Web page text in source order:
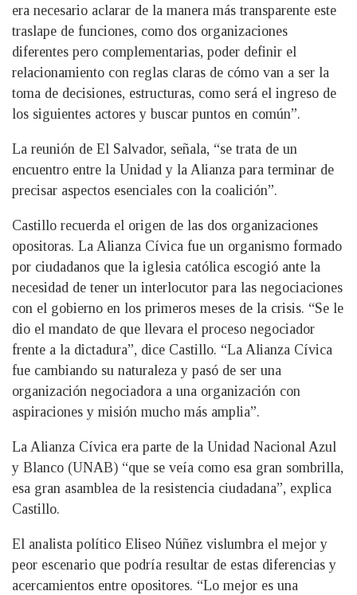
era necesario aclarar de la manera más transparente este
traslape de funciones, como dos organizaciones
diferentes pero complementarias, poder definir el
relacionamiento con reglas claras de cómo van a ser la
toma de decisiones, estructuras, como será el ingreso de
los siguientes actores y buscar puntos en común”.
La reunión de El Salvador, señala, “se trata de un
encuentro entre la Unidad y la Alianza para terminar de
precisar aspectos esenciales con la coalición”.
Castillo recuerda el origen de las dos organizaciones
opositoras. La Alianza Cívica fue un organismo formado
por ciudadanos que la iglesia católica escogió ante la
necesidad de tener un interlocutor para las negociaciones
con el gobierno en los primeros meses de la crisis. “Se le
dio el mandato de que llevara el proceso negociador
frente a la dictadura”, dice Castillo. “La Alianza Cívica
fue cambiando su naturaleza y pasó de ser una
organización negociadora a una organización con
aspiraciones y misión mucho más amplia”.
La Alianza Cívica era parte de la Unidad Nacional Azul
y Blanco (UNAB) “que se veía como esa gran sombrilla,
esa gran asamblea de la resistencia ciudadana”, explica
Castillo.
El analista político Eliseo Núñez vislumbra el mejor y
peor escenario que podría resultar de estas diferencias y
acercamientos entre opositores. “Lo mejor es una